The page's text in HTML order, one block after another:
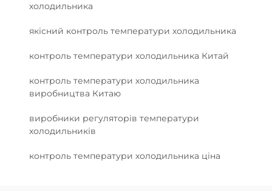
холодильника
якісний контроль температури холодильника
контроль температури холодильника Китай
контроль температури холодильника
виробництва Китаю
виробники регуляторів температури
холодильників
контроль температури холодильника ціна